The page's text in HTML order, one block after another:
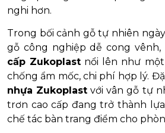
nghi hơn.
Trong bối cảnh gỗ tự nhiên
gỗ công nghiệp dễ cong vênh,
cấp Zukoplast nổi lên như
chống ẩm mốc, chi phí hợp lý.
nhựa Zukoplast với vân gỗ tự
trơn cao cấp đang trở thành
chế tác bàn trang điểm cho